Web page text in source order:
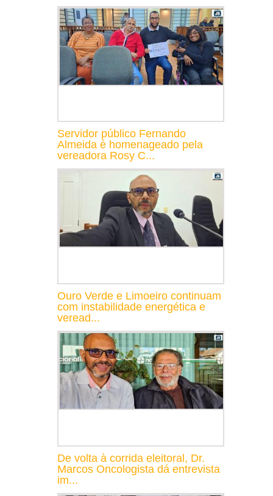
Servidor público Fernando
Almeida é homenageado pela
vereadora Rosy C...
Ouro Verde e Limoeiro continuam
com instabilidade energética e
veread...
De volta à corrida eleitoral, Dr.
Marcos Oncologista dá entrevista
im...